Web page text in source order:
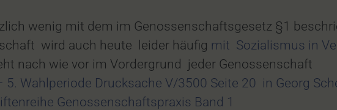
wenig mit dem im Genossenschaftsgesetz §1
wird auch heute leider häufig mit Sozialismus in
nach wie vor im Vordergrund jeder Genossenschaft
Wahlperiode Drucksache V/3500 Seite 20 in Georg
Genossenschaftspraxis Band 1